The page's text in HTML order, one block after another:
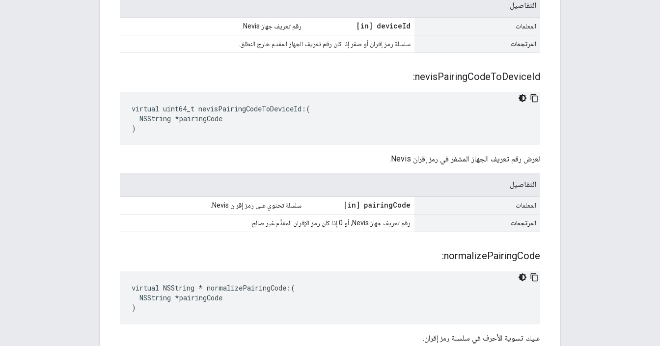
التفاصيل
المعلمات [in] deviceId رقم تعريف جهاز Nevis
المرتجعات سلسلة رمز إقران أو صفر إذا كان رقم تعريف الجهاز المقدم خارج النطاق.
nevisPairingCodeToDeviceId:
virtual uint64_t nevisPairingCodeToDeviceId:(
  NSString *pairingCode
)
لعرض رقم تعريف الجهاز المشفر في رمز إقران Nevis.
التفاصيل
المعلمات [in] pairingCode سلسلة تحتوي على رمز إقران Nevis.
المرتجعات رقم تعريف جهاز Nevis، أو 0 إذا كان رمز الإقران المقدَّم غير صالح.
normalizePairingCode:
virtual NSString * normalizePairingCode:(
  NSString *pairingCode
)
عليك تسوية الأحرف في سلسلة رمز إقران.